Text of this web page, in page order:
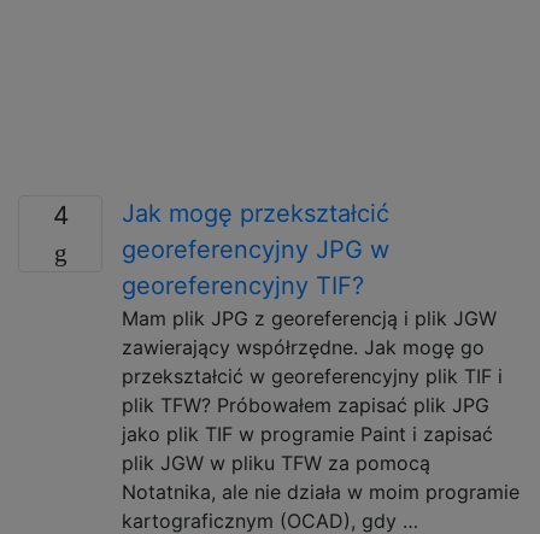
4
Jak mogę przekształcić
georeferencyjny JPG w
georeferencyjny TIF?
Mam plik JPG z georeferencją i plik JGW
zawierający współrzędne. Jak mogę go
przekształcić w georeferencyjny plik TIF i
plik TFW? Próbowałem zapisać plik JPG
jako plik TIF w programie Paint i zapisać
plik JGW w pliku TFW za pomocą
Notatnika, ale nie działa w moim programie
kartograficznym (OCAD), gdy …